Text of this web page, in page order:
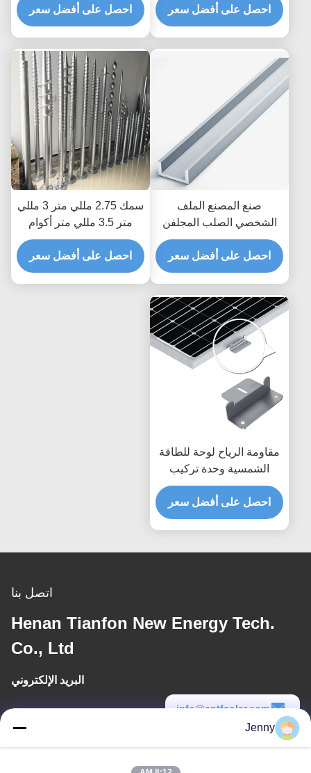
المقبضات لأنظمة الطاقة
الشمسية
احصل على أفضل سعر
نهاية المقبضات
احصل على أفضل سعر
صنع المصنع الملف
الشخصي الصلب المجلفن
المدرفلة على البارد لتركيب
لوحة الكهروضوئية C قناة
الصلب تبختر دعامة الطاقة
احصل على أفضل سعر
سمك 2.75 مللي متر 3 مللي
متر 3.5 مللي متر أكوام
برغي أرضية مفتوحة المجال
القطب المراسي الرياح 60m
/ S مكون تركيب الطاقة
احصل على أفضل سعر
مقاومة الرياح لوحة للطاقة
الشمسية وحدة تركيب
الملحقات قوس مرن للطاقة
الشمسية السكك الحديدية
تصاعد
احصل على أفضل سعر
اتصل بنا
Henan Tianfon New Energy Tech.
Co., Ltd
البريد الإلكتروني
info@cntfsolar.com
Jenny